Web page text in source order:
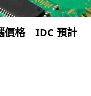
價格 IDC 預計